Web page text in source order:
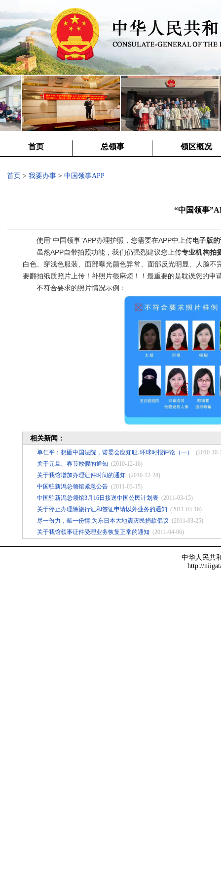
首页 总领事 领区概况
首页 > 我要办事> 中国领事APP
“中国领事
使用“中国领事”APP办理护照，您需要在APP中上传电子版
虽然APP自带拍照功能，我们仍强烈建议您上传专业机构拍
白色、穿浅色服装、面部曝光颜色异常、面部反光明显、人脸
要翻拍纸质照片上传！补照片很麻烦！！最重要的是耽误您的申
不符合要求的照片情况示例：
相关新闻：
单仁平：想砸中国法院，诺委会应知耻-环球时报评论（一）
(2010-10-
关于元旦、春节放假的通知 (2010-12-16)
关于我馆增加办理证件时间的通知 (2010-12-28)
中国驻新潟总领馆紧急公告 (2011-03-15)
中国驻新潟总领馆3月16日接送中国公民计划表 (2011-03-15)
关于停止办理除旅行证和签证申请以外业务的通知 (2011-03-16)
尽一份力，献一份情:为东日本大地震灾民捐款倡议 (2011-03-25)
关于我馆领事证件受理业务恢复正常的通知 (2011-04-06)
中华人民共
http://